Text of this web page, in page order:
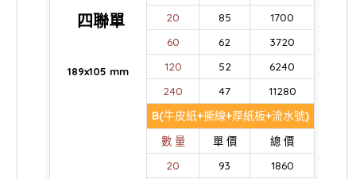
四聯單
189x105 mm
20
85
1700
60
62
3720
120
52
6240
240
47 11280
B(牛皮紙+撕線+厚紙板+流水號)
數 量 單 價
總 價
20
93
1860